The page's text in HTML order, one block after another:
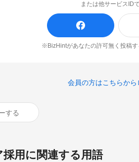
または他サービスID
※BizHintがあなたの許可無く投稿す
会員の方はこちらから
する
採用に関連する用語